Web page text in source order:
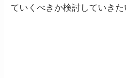
ていくべきか検討していきた